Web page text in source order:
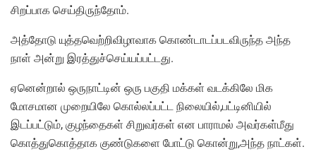
சிறப்பாக செய்திருந்தோம்.
அத்தோடு யுத்தவெற்றிவிழாவாக கொண்டாடப்படவிருந்த அந்த
நாள் அன்று இரத்துச்செய்யப்பட்டது.
ஏனென்றால் ஒருநாட்டின் ஒரு பகுதி மக்கள் வடக்கிலே மிக
மோசமான முறையிலே கொல்லப்பட்ட நிலையில்,பட்டினியில்
இடப்பட்டும், குழந்தைகள் சிறுவர்கள் என பாராமல் அவர்கள்மீது
கொத்துகொத்தாக குண்டுகளை போட்டு கொன்று,அந்த நாட்கள்.